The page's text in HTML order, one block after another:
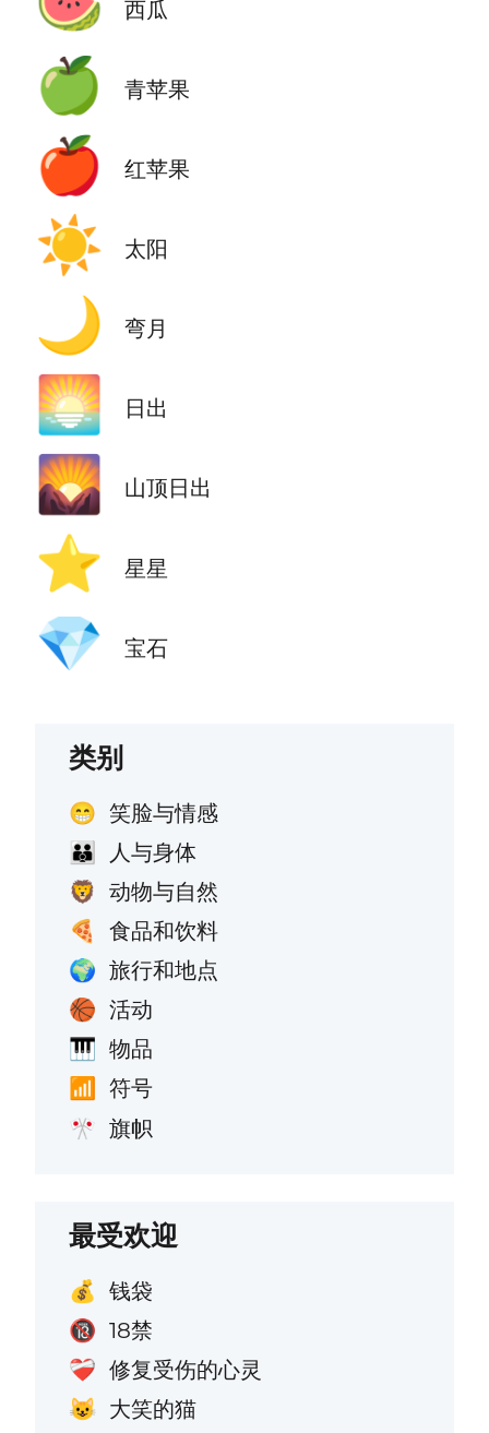
西瓜
🍏 青苹果
🍎 红苹果
☀️ 太阳
🌙 弯月
🌅 日出
🌄 山顶日出
⭐ 星星
💎 宝石
类别
😁 笑脸与情感
👪 人与身体
🦁 动物与自然
🍕 食品和饮料
🌍 旅行和地点
🏀 活动
🎹 物品
📶 符号
🎌 旗帜
最受欢迎
💰 钱袋
🔞 18禁
❤️‍🩹 修复受伤的心灵
😺 大笑的猫